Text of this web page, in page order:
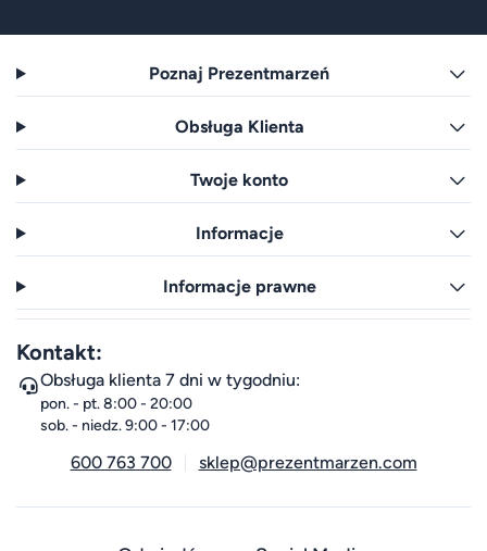
Poznaj Prezentmarzeń
Obsługa Klienta
Twoje konto
Informacje
Informacje prawne
Kontakt:
Obsługa klienta 7 dni w tygodniu:
pon. - pt. 8:00 - 20:00
sob. - niedz. 9:00 - 17:00
600 763 700 sklep@prezentmarzen.com